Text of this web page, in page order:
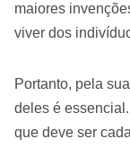
maiores
viver dos
Portanto, pela
deles é
que deve ser